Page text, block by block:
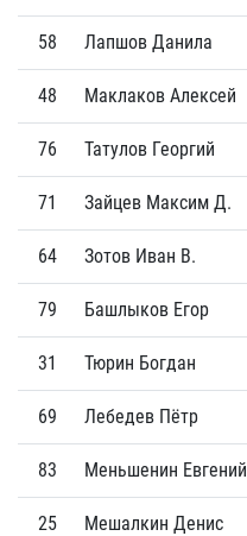
58 Лапшов Данила
48 Маклаков Алексей
76 Татулов Георгий
71 Зайцев Максим Д.
64 Зотов Иван В.
79 Башлыков Егор
31 Тюрин Богдан
69 Лебедев Пётр
83 Меньшенин Евгений
25 Мешалкин Денис